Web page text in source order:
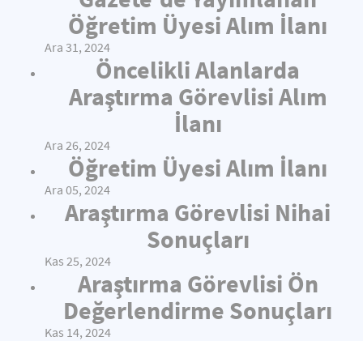
Öğretim Üyesi Alım İlanı
Ara 31, 2024
Öncelikli Alanlarda
Araştırma Görevlisi Alım
İlanı
Ara 26, 2024
Öğretim Üyesi Alım İlanı
Ara 05, 2024
Araştırma Görevlisi Nihai
Sonuçları
Kas 25, 2024
Araştırma Görevlisi Ön
Değerlendirme Sonuçları
Kas 14, 2024